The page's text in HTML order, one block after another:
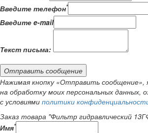
Введите телефон*
Введите e-mail
Текст письма:
Отправить сообщение
Нажимая кнопку «Отправить сообщение»,
на обработку моих персональных данных,
с условиями политики
Заказ товара "Фильтр гидравлический
Имя*